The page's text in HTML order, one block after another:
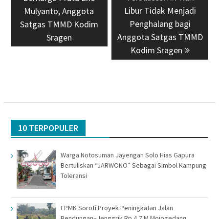
Mulyanto, Anggota
Satgas TMMD Kodim
Sragen
Libur Tidak Menjadi
Penghalang bagi
Anggota Satgas TMMD
Kodim Sragen
10 TERPOPULER
Warga Notosuman Jayengan Solo Hias Gapura
Bertuliskan “JARWONO” Sebagai Simbol Kampung
Toleransi
FPMK Soroti Proyek Peningkatan Jalan